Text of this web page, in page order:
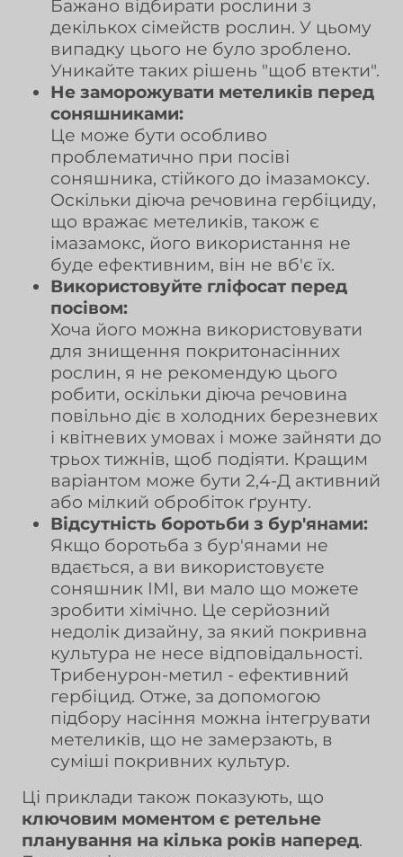
Бажано відбирати рослини з
декількох сімейств рослин. У цьому
випадку цього не було зроблено.
Уникайте таких рішень "щоб втекти".
Не заморожувати метеликів перед
соняшниками:
Це може бути особливо
проблематично при посіві
соняшника, стійкого до імазамоксу.
Оскільки діюча речовина гербіциду,
що вражає метеликів, також є
імазамокс, його використання не
буде ефективним, він не вб'є їх.
Використовуйте гліфосат перед
посівом:
Хоча його можна використовувати
для знищення покритонасінних
рослин, я не рекомендую цього
робити, оскільки діюча речовина
повільно діє в холодних березневих
і квітневих умовах і може зайняти до
трьох тижнів, щоб подіяти. Кращим
варіантом може бути 2,4-Д активний
або мілкий обробіток ґрунту.
Відсутність боротьби з бур'янами:
Якщо боротьба з бур'янами не
вдається, а ви використовуєте
соняшник IMI, ви мало що можете
зробити хімічно. Це серйозний
недолік дизайну, за який покривна
культура не несе відповідальності.
Трибенурон-метил - ефективний
гербіцид. Отже, за допомогою
підбору насіння можна інтегрувати
метеликів, що не замерзають, в
суміші покривних культур.
Ці приклади також показують, що
ключовим моментом є ретельне
планування на кілька років наперед.